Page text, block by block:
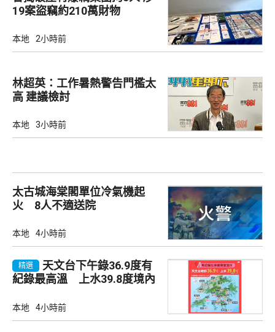
19案盜竊約210萬財物
本地 2小時前
林超英：工作暑熱警告門檻太
高 建議檢討
本地 3小時前
太古城海棠閣單位冷氣機起
火 8人不適送院
本地 4小時前
精選
天文台下午錄36.9度有
紀錄最高溫 上水39.8度境內
本地 4小時前